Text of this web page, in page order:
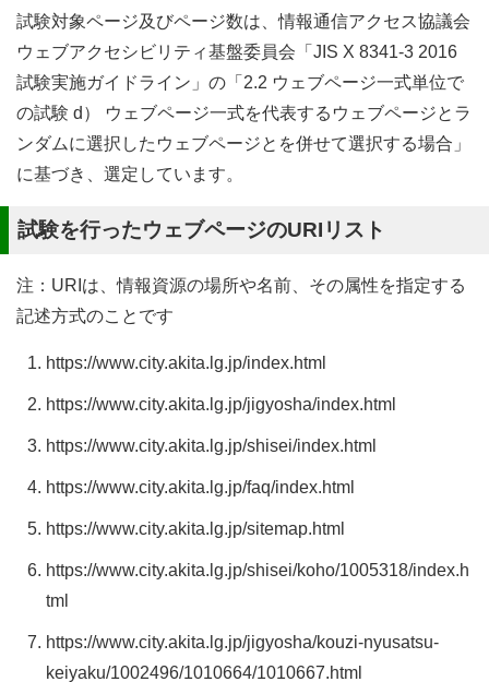
試験対象ページ及びページ数は、情報通信アクセス協議会
ウェブアクセシビリティ基盤委員会「JIS X 8341-3 2016
試験実施ガイドライン」の「2.2 ウェブページ一式単位で
の試験 d） ウェブページ一式を代表するウェブページとラ
ンダムに選択したウェブページとを併せて選択する場合」
に基づき、選定しています。
試験を行ったウェブページのURIリスト
注：URIは、情報資源の場所や名前、その属性を指定する
記述方式のことです
https://www.city.akita.lg.jp/index.html
https://www.city.akita.lg.jp/jigyosha/index.html
https://www.city.akita.lg.jp/shisei/index.html
https://www.city.akita.lg.jp/faq/index.html
https://www.city.akita.lg.jp/sitemap.html
https://www.city.akita.lg.jp/shisei/koho/1005318/index.h
tml
https://www.city.akita.lg.jp/jigyosha/kouzi-nyusatsu-
keiyaku/1002496/1010664/1010667.html